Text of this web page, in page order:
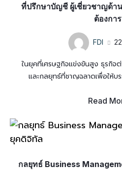
ที่ปรึกษาบัญชี ผู้เชี่ยวชาญด้า
ต้องกา
FDI
ในยุคที่เศรษฐกิจแข่งขันสูง ธุรกิจ
และกลยุทธ์ที่ชาญฉลาดเพื่อให้บร
Read
กลยุทธ์ Business